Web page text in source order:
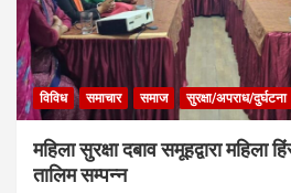
विविध समाचार समाज सुरक्षा/अपराध/दुर्घटना
महिला सुरक्षा दबाव समूहद्वारा महिला
तालिम सम्पन्न